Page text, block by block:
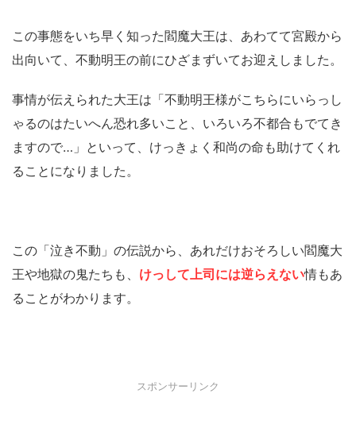
この事態をいち早く知った閻魔大王は、あわてて宮殿から
出向いて、不動明王の前にひざまずいてお迎えしました。
事情が伝えられた大王は「不動明王様がこちらにいらっし
ゃるのはたいへん恐れ多いこと、いろいろ不都合もでてき
ますので…」といって、けっきょく和尚の命も助けてくれ
ることになりました。
この「泣き不動」の伝説から、あれだけおそろしい閻魔大
王や地獄の鬼たちも、 けっして上司には逆らえない情もあ
ることがわかります。
スポンサーリンク